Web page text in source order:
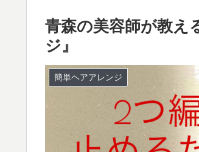
青森の美容師が教え
ジ』
簡単ヘアアレンジ